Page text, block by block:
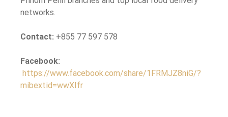
networks.
Contact: +855 77 597 578
Facebook:
https://www.facebook.com/share/1FRMJZ8niG/?
mibextid=wwXIfr